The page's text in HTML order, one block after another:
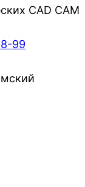
CAD CAM
99